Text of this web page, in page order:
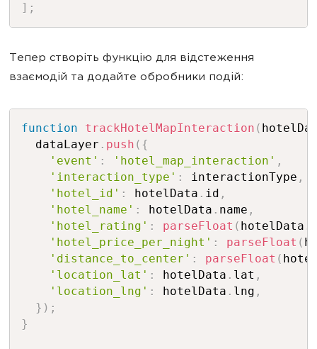
] ;
Тепер створіть функцію для відстеження
взаємодій та додайте обробники подій:
function trackHotelMapInteraction (
  dataLayer
. push ( {
'event' : 'hotel_map_interaction' ,
'interaction_type' : interactionType ,
'hotel_id' : hotelData . id ,
'hotel_name' : hotelData . name ,
'hotel_rating' : parseFloat ( hotelData
'hotel_price_per_night' : parseFloat (
'distance_to_center' : parseFloat (
'location_lat' : hotelData . lat ,
'location_lng' : hotelData . lng ,
} ) ;
}